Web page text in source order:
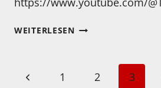
WEITERLESENBLACKBIRD…
Seitennavigation
Vorherige
1 2 3